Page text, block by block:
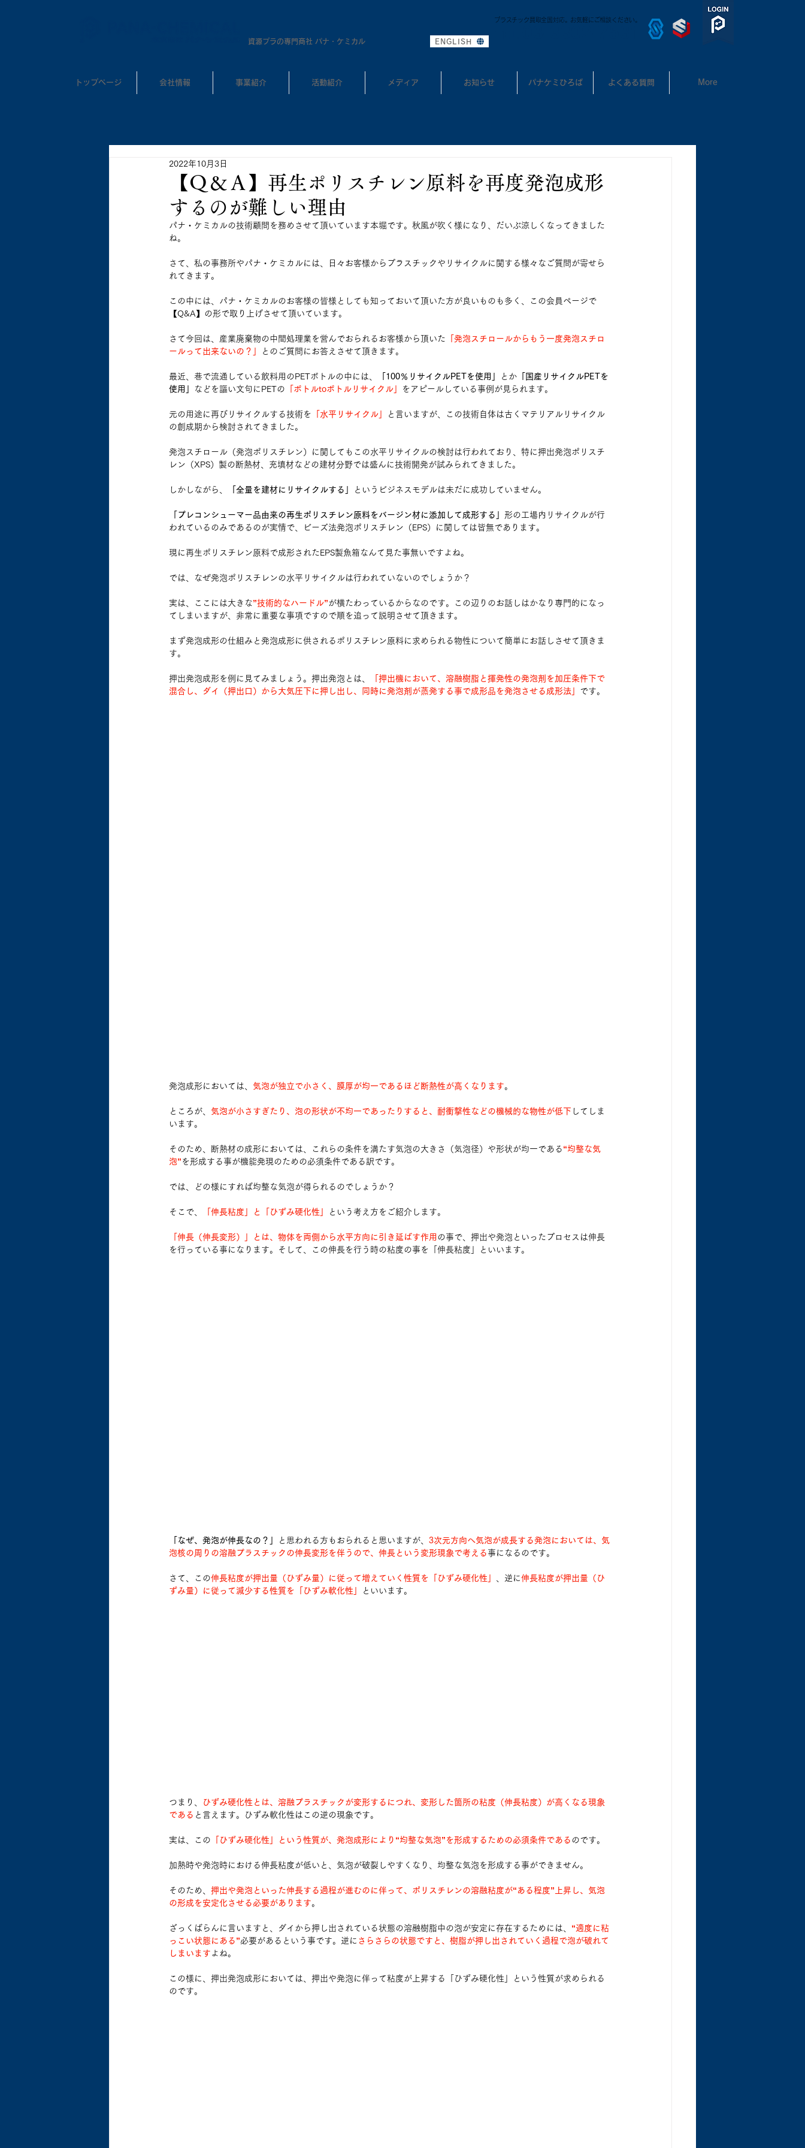
​資源プラの専門商社 パナ・ケミカル ENGLISH
プラスチック買取全国対応。お気軽にご相談ください。
トップページ 会社情報 事業紹介 活動紹介 メディア お知らせ パナケミひろば よくある質問 More
【Ｑ＆Ａ】再生ポリスチレン原料を再度発泡成形
するのが難しい理由
2022年10月3日
パナ・ケミカルの技術顧問を務めさせて頂いています本堀です。秋風が吹く様になり、だいぶ涼しくなってきました
ね。
さて、私の事務所やパナ・ケミカルには、日々お客様からプラスチックやリサイクルに関する様々なご質問が寄せら
れてきます。
この中には、パナ・ケミカルのお客様の皆様としても知っておいて頂いた方が良いものも多く、この会員ページで
【Q&A】の形で取り上げさせて頂いています。
さて今回は、産業廃棄物の中間処理業を営んでおられるお客様から頂いた 「発泡スチロールからもう一度発泡スチロ
ールって出来ないの？」
とのご質問にお答えさせて頂きます。
最近、巷で流通している飲料用のPETボトルの中には、 「100％リサイクルPETを使用」 とか 「国産リサイクルPETを
使用」
などを謳い文句にPETの 「ボトルtoボトルリサイクル」 をアピールしている事例が見られます。
元の用途に再びリサイクルする技術を 「水平リサイクル」
と言いますが、この技術自体は古くマテリアルリサイクル
の創成期から検討されてきました。
発泡スチロール（発泡ポリスチレン）に関してもこの水平リサイクルの検討は行われており、特に押出発泡ポリスチ
レン（XPS）製の断熱材、充填材などの建材分野では盛んに技術開発が試みられてきました。
しかしながら、 「全量を建材にリサイクルする」 というビジネスモデルは未だに成功していません。
「プレコンシューマー品由来の再生ポリスチレン原料をバージン材に添加して成形する」 形の工場内リサイクルが行
われているのみであるのが実情で、ビーズ法発泡ポリスチレン（EPS）に関しては皆無であります。
現に再生ポリスチレン原料で成形されたEPS製魚箱なんて見た事無いですよね。
では、なぜ発泡ポリスチレンの水平リサイクルは行われていないのでしょうか？
実は、ここには大きな”技術的なハードル”が横たわっているからなのです。この辺りのお話しはかなり専門的になっ
てしまいますが、非常に重要な事項ですので順を追って説明させて頂きます。
まず発泡成形の仕組みと発泡成形に供されるポリスチレン原料に求められる物性について簡単にお話しさせて頂きま
す。
押出発泡成形を例に見てみましょう。押出発泡とは、
「押出機において、溶融樹脂と揮発性の発泡剤を加圧条件下で
混合し、ダイ（押出口）から大気圧下に押し出し、同時に発泡剤が蒸発する事で成形品を発泡させる成形法」 です。
発泡成形においては、 気泡が独立で小さく、膜厚が均一であるほど断熱性が高くなります。
ところが、 気泡が小さすぎたり、泡の形状が不均一であったりすると、耐衝撃性などの機械的な物性が低下 してしま
います。
そのため、断熱材の成形においては、これらの条件を満たす気泡の大きさ（気泡径）や形状が均一である “均整な気
泡” を形成する事が機能発現のための必須条件である訳です。
では、どの様にすれば均整な気泡が得られるのでしょうか？
そこで、 「伸長粘度」と「ひずみ硬化性」 という考え方をご紹介します。
「伸長（伸長変形）」とは、物体を両側から水平方向に引き延ばす作用 の事で、押出や発泡といったプロセスは伸長
を行っている事になります。そして、この伸長を行う時の粘度の事を「伸長粘度」といいます。
「なぜ、発泡が伸長なの？」 と思われる方もおられると思いますが、 3次元方向へ気泡が成長する発泡においては、気
泡核の周りの溶融プラスチックの伸長変形を伴うので、伸長という変形現象で考える 事になるのです。
さて、この伸長粘度が押出量（ひずみ量）に従って増えていく性質を「ひずみ硬化性」 、逆に伸長粘度が押出量（ひ
ずみ量）に従って減少する性質を「ひずみ軟化性」
といいます。
つまり、
ひずみ硬化性とは、溶融プラスチックが変形するにつれ、変形した箇所の粘度（伸長粘度）が高くなる現象
である と言えます。ひずみ軟化性はこの逆の現象です。
実は、この 「ひずみ硬化性」という性質が、発泡成形により“均整な気泡”を形成するための必須条件である のです。
加熱時や発泡時における伸長粘度が低いと、気泡が破裂しやすくなり、均整な気泡を形成する事ができません。
そのため、 押出や発泡といった伸長する過程が進むのに伴って、ポリスチレンの溶融粘度が“ある程度”上昇し、気泡
の形成を安定化させる必要があります。
ざっくばらんに言いますと、ダイから押し出されている状態の溶融樹脂中の泡が安定に存在するためには、 “適度に粘
っこい状態にある”必要があるという事です。逆に さらさらの状態ですと、樹脂が押し出されていく過程で泡が破れて
しまいます よね。
この様に、押出発泡成形においては、押出や発泡に伴って粘度が上昇する「ひずみ硬化性」という性質が求められる
のです。